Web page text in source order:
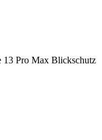
13 Pro Max Blickschutz